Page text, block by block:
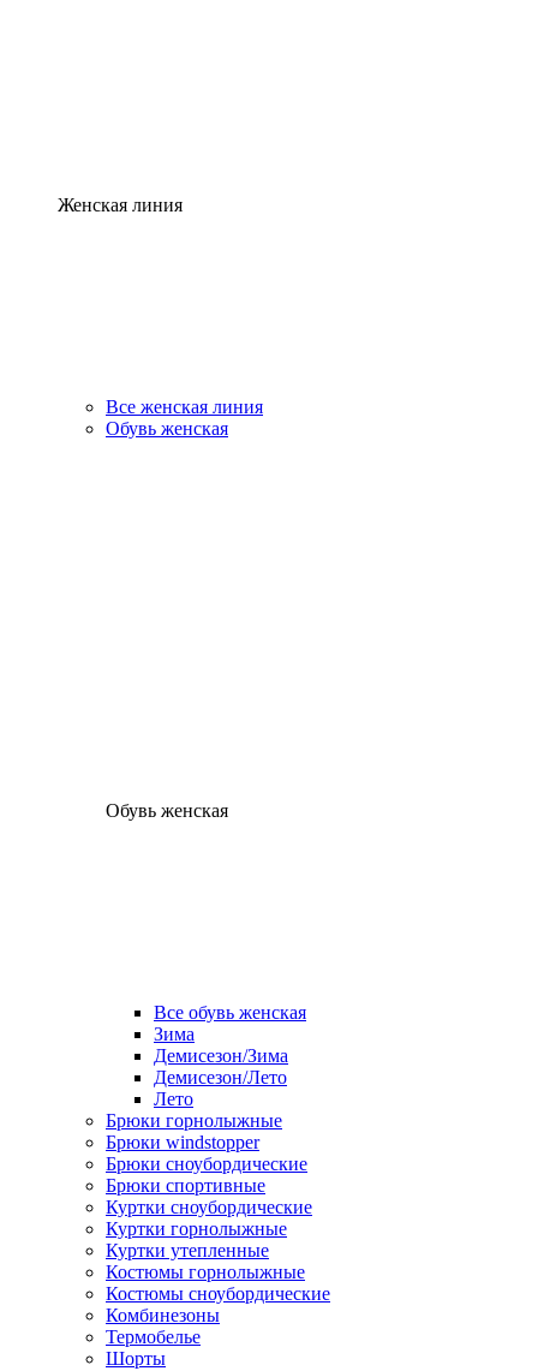
Женская линия
Все женская линия
Обувь женская
Обувь женская
Все обувь женская
Зима
Демисезон/Зима
Демисезон/Лето
Лето
Брюки горнолыжные
Брюки windstopper
Брюки сноубордические
Брюки спортивные
Куртки сноубордические
Куртки горнолыжные
Куртки утепленные
Костюмы горнолыжные
Костюмы сноубордические
Комбинезоны
Термобелье
Шорты